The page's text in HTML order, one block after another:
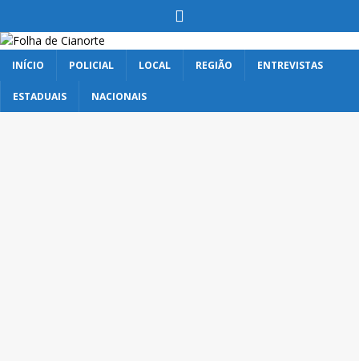
INÍCIO POLICIAL LOCAL REGIÃO ENTREVISTAS
ESTADUAIS NACIONAIS